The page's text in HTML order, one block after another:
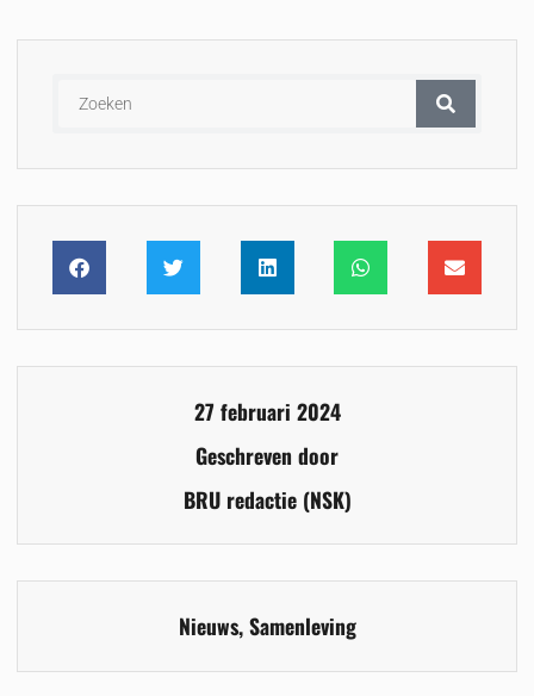
27 februari 2024
Geschreven door
BRU redactie (NSK)
Nieuws,Samenleving